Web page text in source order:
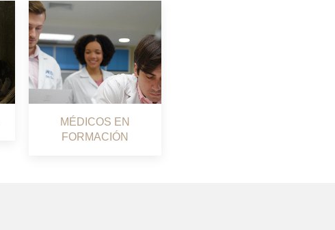
MÉDICOS EN
FORMACIÓN